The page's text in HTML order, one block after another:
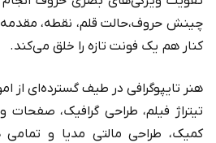
چینش حروف،حالت قلم، نقطه،
کنار هم یک فونت تازه را خلق می‌کند.
هنر تایپوگرافی در طیف گسترده‌ای از
تیتراژ فیلم، طراحی گرافیک،
کمیک، طراحی مالتی مدیا و